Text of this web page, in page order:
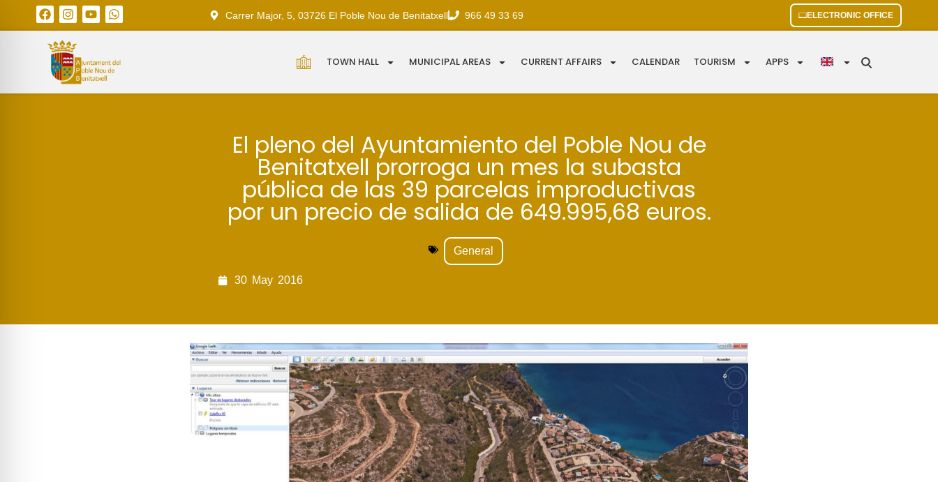
Carrer Major, 5, 03726 El Poble Nou de Benitatxell 966 49 33 69 ELECTRONIC OFFICE
TOWN HALL MUNICIPAL AREAS CURRENT AFFAIRS CALENDAR TOURISM APPS
El pleno del Ayuntamiento del Poble Nou de
Benitatxell prorroga un mes la subasta
pública de las 39 parcelas improductivas
por un precio de salida de 649.995,68 euros.
General
30 May 2016